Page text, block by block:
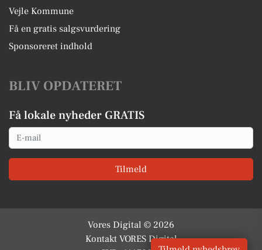
Vejle Kommune
Få en gratis salgsvurdering
Sponsoreret indhold
BLIV OPDATERET
Få lokale nyheder GRATIS
Email
Tilmeld
Vores Digital © 2026
Kontakt VORES Digital